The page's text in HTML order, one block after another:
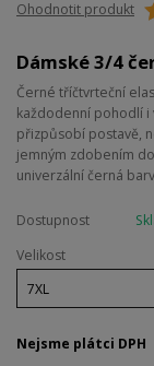
Ohodnotit produkt
Dámské 3/4
Černé tříčtvrteční
každodenní pohodlí i
přizpůsobí postavě,
jemným zdobením
univerzální černá
Dostupnost
Velikost
Nejsme plátci DPH